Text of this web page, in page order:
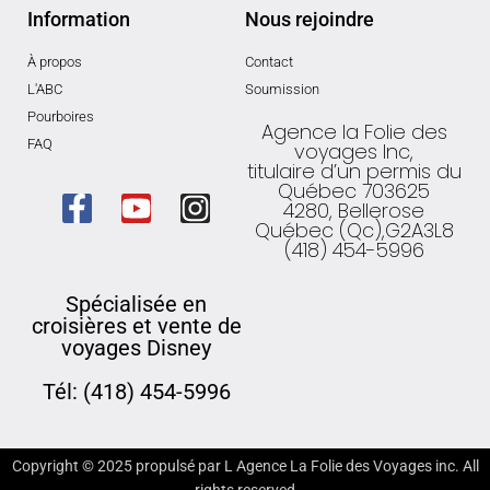
Information
À propos
L'ABC
Pourboires
FAQ
Nous rejoindre
Contact
Soumission
Agence la Folie des
voyages Inc,
titulaire d’un permis du
Québec 703625
4280, Bellerose
Québec (Qc),G2A3L8
(418) 454-5996
Spécialisée en
croisières et vente de
voyages Disney
Tél: (418) 454-5996
Copyright ©2025propulsé par L Agence La Folie des Voyages inc. All